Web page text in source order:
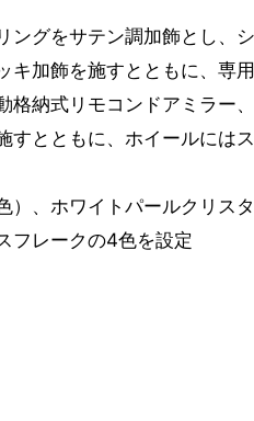
ングをサテン調加飾とし、
キ加飾を施すとともに、専
格納式リモコンドアミラー
すとともに、ホイールには
）、ホワイトパールクリス
フレークの4色を設定